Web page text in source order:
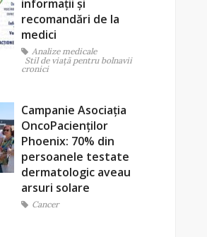
informații și
recomandări de la
medici
Analize medicale
Stil de viaţă pentru bolnavii
cronici
Campanie Asociația
OncoPacienților
Phoenix: 70% din
persoanele testate
dermatologic aveau
arsuri solare
Cancer